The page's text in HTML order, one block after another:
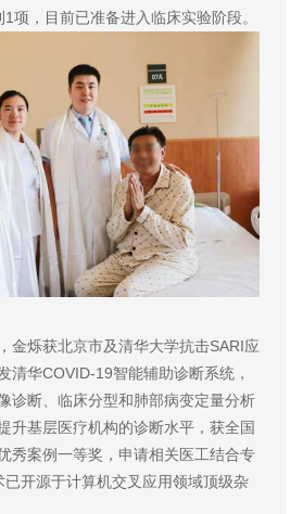
项，目前已准备进入临床实验阶段。
烁获北京市及清华大学抗击SARI应
清华COVID-19智能辅助诊断系统，
诊断、临床分型和肺部病变定量分析
升基层医疗机构的诊断水平，获全国
秀案例一等奖，申请相关医工结合专
开源于计算机交叉应用领域顶级杂